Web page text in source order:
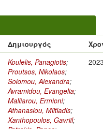
Δημιουργός
Koulelis, Panagiotis;
Proutsos, Nikolaos;
Solomou, Alexandra;
Avramidou, Evangelia;
Malliarou, Ermioni;
Athanasiou, Miltiadis;
Xanthopoulos, Gavriil;